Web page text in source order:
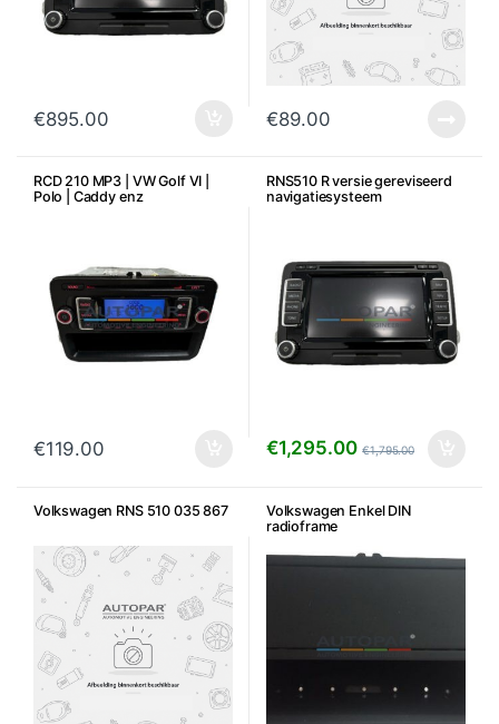
€895.00 €89.00
RCD 210 MP3 | VW Golf VI |
Polo | Caddy enz
€119.00
RNS510 R versie gereviseerd
navigatiesysteem
€1,295.00 €1,795.00
Volkswagen RNS 510 035 867
Volkswagen Enkel DIN
radioframe